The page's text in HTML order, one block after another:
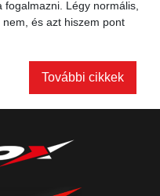
Légy normális,
és azt hiszem pont
További cikkek